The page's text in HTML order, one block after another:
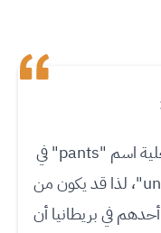
يطلق البريطانيون على الملابس الداخلية اسم "pants" في
حين يسميّها الأمريكيون "underwear"، لذا قد يكون من
في بريطانيا أن